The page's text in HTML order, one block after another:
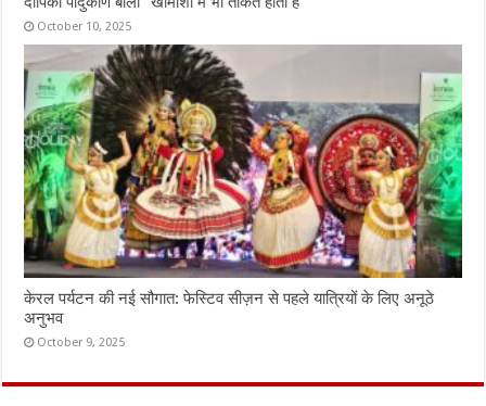
October 10, 2025
केरल पर्यटन की नई सौगात: फेस्टिव सीज़न से पहले यात्रियों के लिए अनूठे
अनुभव
October 9, 2025